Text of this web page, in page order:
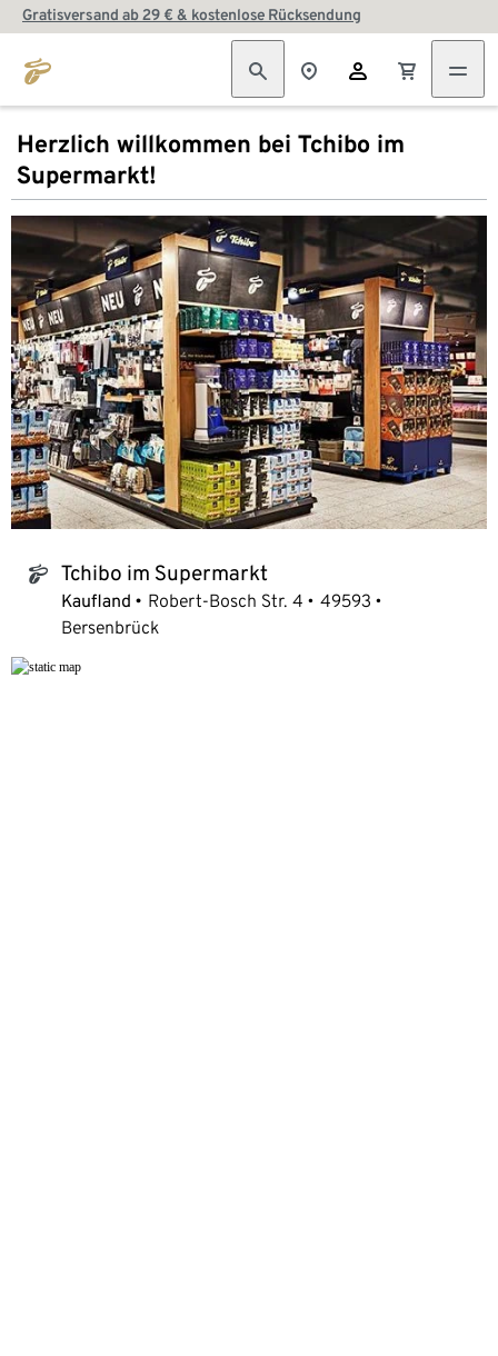
Gratisversand ab 29 € & kostenlose Rücksendung
Herzlich willkommen bei Tchibo im
Supermarkt!
tchibo_logo Tchibo im Supermarkt
Kaufland Robert-Bosch Str. 4
49593
Bersenbrück